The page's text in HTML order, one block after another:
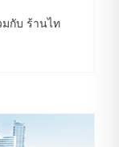
กับ ร้านไท